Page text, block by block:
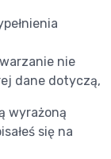
nie
dane dotyczą,
wyrażoną
się na